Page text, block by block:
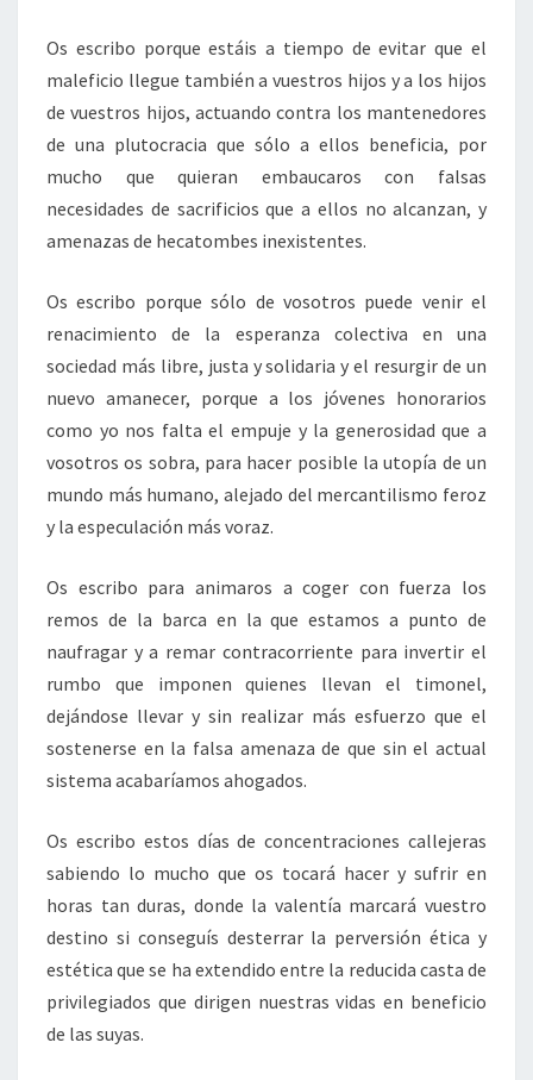
Os escribo porque estáis a tiempo de evitar que el
maleficio llegue también a vuestros hijos y a los hijos
de vuestros hijos, actuando contra los mantenedores
de una plutocracia que sólo a ellos beneficia, por
mucho que quieran embaucaros con falsas
necesidades de sacrificios que a ellos no alcanzan, y
amenazas de hecatombes inexistentes.
Os escribo porque sólo de vosotros puede venir el
renacimiento de la esperanza colectiva en una
sociedad más libre, justa y solidaria y el resurgir de un
nuevo amanecer, porque a los jóvenes honorarios
como yo nos falta el empuje y la generosidad que a
vosotros os sobra, para hacer posible la utopía de un
mundo más humano, alejado del mercantilismo feroz
y la especulación más voraz.
Os escribo para animaros a coger con fuerza los
remos de la barca en la que estamos a punto de
naufragar y a remar contracorriente para invertir el
rumbo que imponen quienes llevan el timonel,
dejándose llevar y sin realizar más esfuerzo que el
sostenerse en la falsa amenaza de que sin el actual
sistema acabaríamos ahogados.
Os escribo estos días de concentraciones callejeras
sabiendo lo mucho que os tocará hacer y sufrir en
horas tan duras, donde la valentía marcará vuestro
destino si conseguís desterrar la perversión ética y
estética que se ha extendido entre la reducida casta de
privilegiados que dirigen nuestras vidas en beneficio
de las suyas.